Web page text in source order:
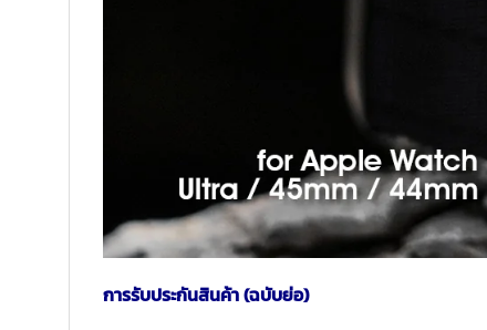
การรับประกันสินค้า (ฉบับย่อ)